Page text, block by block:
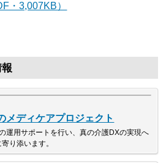
・3,007KB）
メディケアプロジェクト
運用サポートを行い、真の介護DXの実現へ
り添います。